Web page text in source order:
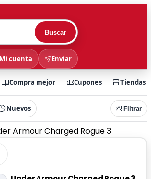
Buscar
Mi cuenta Enviar
Compra mejor Cupones Tiendas
Nuevos Filtrar
Armour Charged Rogue 3